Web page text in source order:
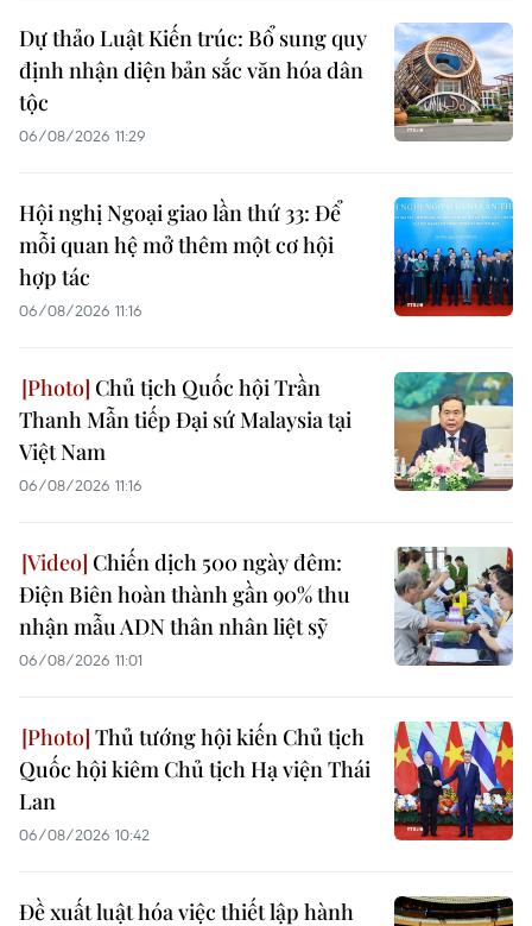
Dự thảo Luật Kiến trúc: Bổ sung quy
định nhận diện bản sắc văn hóa dân
tộc
06/08/2026 11:29
Hội nghị Ngoại giao lần thứ 33: Để
mỗi quan hệ mở thêm một cơ hội
hợp tác
06/08/2026 11:16
Chủ tịch Quốc hội Trần
Thanh Mẫn tiếp Đại sứ Malaysia tại
Việt Nam
06/08/2026 11:16
Chiến dịch 500 ngày đêm:
Điện Biên hoàn thành gần 90% thu
nhận mẫu ADN thân nhân liệt sỹ
06/08/2026 11:01
Thủ tướng hội kiến Chủ tịch
Quốc hội kiêm Chủ tịch Hạ viện Thái
Lan
06/08/2026 10:42
Đề xuất luật hóa việc thiết lập hành